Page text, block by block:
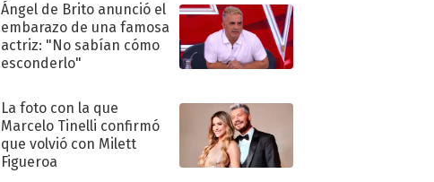
Ángel de Brito anunció el
embarazo de una famosa
actriz: "No sabían cómo
esconderlo"
La foto con la que
Marcelo Tinelli confirmó
que volvió con Milett
Figueroa